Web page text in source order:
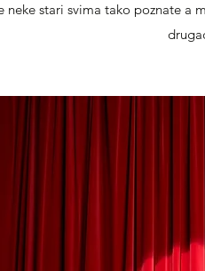
neke stari svima tako poznate a